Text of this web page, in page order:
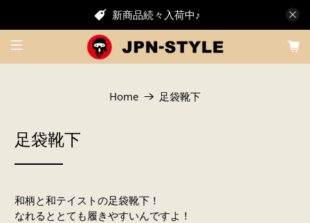
新商品続々入荷中♪
Home 足袋靴下
足袋靴下
和柄と和テイストの足袋靴下！
なれるととても履きやすいんですよ！